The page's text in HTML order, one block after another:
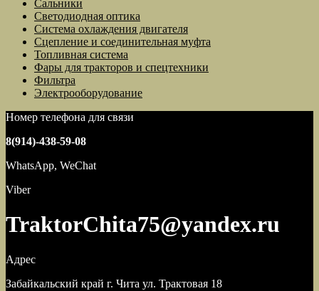
Сальники
Светодиодная оптика
Система охлаждения двигателя
Сцепление и соединительная муфта
Топливная система
Фары для тракторов и спецтехники
Фильтра
Электрооборудование
Номер телефона для связи
8(914)-438-59-08
WhatsApp, WeChat
Viber
TraktorChita75@yandex.ru
Адрес
Забайкальский край г. Чита ул. Трактовая 18